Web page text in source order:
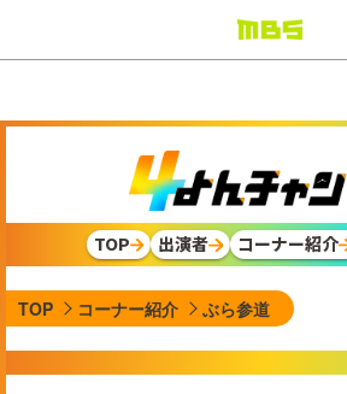
ドラマ
スポーツ
動画イズム
天気・防災
映画
TOP 出演者 コーナー紹介
TOP コーナー紹介 ぶら参道